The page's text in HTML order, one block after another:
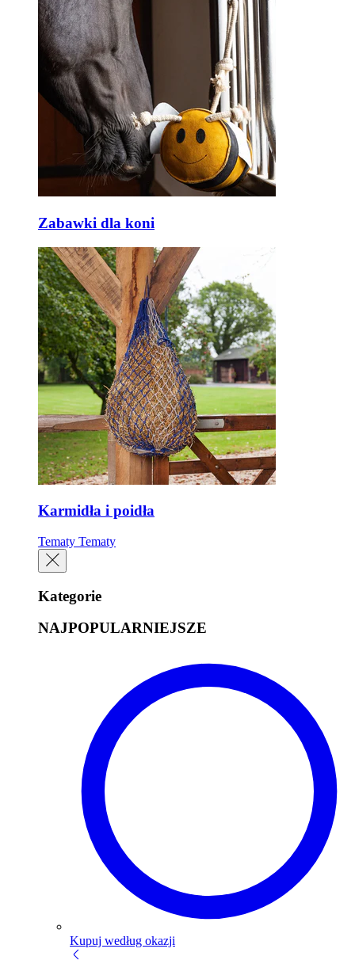
Zabawki dla koni
Karmidła i poidła
Tematy Tematy
Kategorie
NAJPOPULARNIEJSZE
Kupuj według okazji